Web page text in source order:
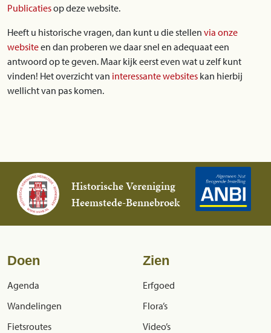
Publicatiesop deze website.
Heeft u historische vragen, dan kunt u die stellen via onze
websiteen dan proberen we daar snel en adequaat een
antwoord op te geven. Maar kijk eerst even wat u zelf kunt
vinden! Het overzicht van interessante websites kan hierbij
wellicht van pas komen.
Historische Vereniging
Heemstede-Bennebroek
Doen
Agenda
Wandelingen
Fietsroutes
Zien
Erfgoed
Flora’s
Video’s